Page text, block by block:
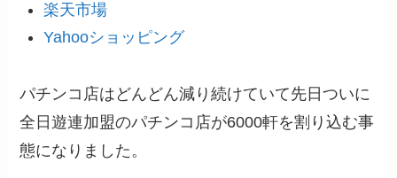
楽天市場
Yahooショッピング
パチンコ店はどんどん減り続けていて先日ついに
全日遊連加盟のパチンコ店が6000軒を割り込む事
態になりました。